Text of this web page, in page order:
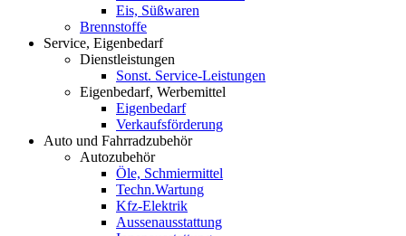
Eis, Süßwaren
Brennstoffe
Service, Eigenbedarf
Dienstleistungen
Sonst. Service-Leistungen
Eigenbedarf, Werbemittel
Eigenbedarf
Verkaufsförderung
Auto und Fahrradzubehör
Autozubehör
Öle, Schmiermittel
Techn.Wartung
Kfz-Elektrik
Aussenausstattung